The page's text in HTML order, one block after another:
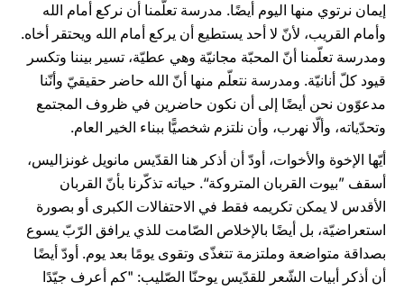
إيمان نرتوي منها اليوم أيضًا. مدرسة تعلّمنا أن نركع أمام الله
وأمام القريب، لأنّ لا أحد يستطيع أن يركع أمام الله ويحتقر أخاه.
ومدرسة تعلّمنا أنّ المحبّة مجانيّة وهي عطيّة، تسير بيننا وتكسر
قيود كلّ أنانيّة. ومدرسة نتعلّم منها أنّ الله حاضر حقيقيّ وأنّنا
مدعوّون نحن أيضًا إلى أن نكون حاضرين في ظروف المجتمع
وتحدّياته، وألّا نهرب، وأن نلتزم شخصيًّا ببناء الخير العام.
أيّها الإخوة والأخوات، أودّ أن أذكر هنا القدّيس مانويل غونزاليس،
أسقف ”بيوت القربان المتروكة“. حياته تذكّرنا بأنّ القربان
الأقدس لا يمكن تكريمه فقط في الاحتفالات الكبرى أو بصورة
استعراضيّة، بل أيضًا بالإخلاص الصّامت للذي يرافق الرّبّ يسوع
بصداقة متواضعة وملتزمة تتغذّى وتقوى يومًا بعد يوم. أودّ أيضًا
أن أذكر أبيات الشّعر للقدّيس يوحنّا الصّليب: "كم أعرف جيّدًا